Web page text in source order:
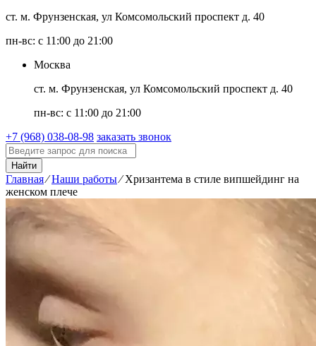
ст. м. Фрунзенская, ул Комсомольский проспект д. 40
пн-вс: с 11:00 до 21:00
Москва
ст. м. Фрунзенская, ул Комсомольский проспект д. 40
пн-вс: с 11:00 до 21:00
+7 (968) 038-08-98 заказать звонок
Найти
Главная⁄Наши работы⁄Хризантема в стиле випшейдинг на
женском плече